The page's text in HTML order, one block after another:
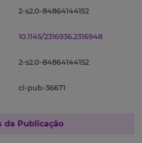
2-s2.0-84864144152
10.1145/2316936.2316948
2-s2.0-84864144152
ci-pub-36671
da Publicação